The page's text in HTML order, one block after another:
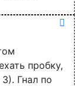
пробку,
Гнал по